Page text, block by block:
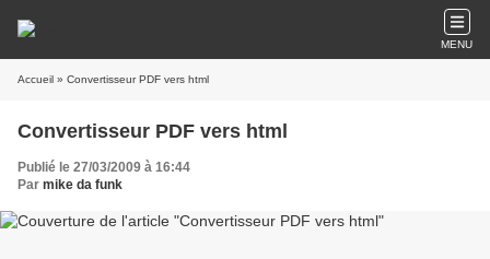
MENU
Accueil » Convertisseur PDF vers html
Convertisseur PDF vers html
Publié le 27/03/2009 à 16:44
Par mike da funk